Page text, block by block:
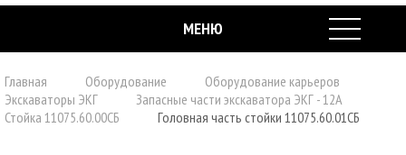
МЕНЮ
ОБОРУДОВАНИЕ
Главная Оборудование
Оборудование карьеров
Экскаваторы ЭКГ
Запасные части экскаватора ЭКГ - 12А
Стойка 11075.60.00СБ
Головная часть стойки 11075.60.01СБ